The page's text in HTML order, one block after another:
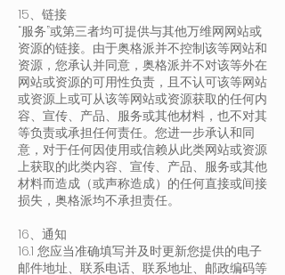
15、链接
“服务”或第三者均可提供与其他万维网网站或
资源的链接。由于奥格派并不控制该等网站和
资源，您承认并同意，奥格派并不对该等外在
网站或资源的可用性负责，且不认可该等网站
或资源上或可从该等网站或资源获取的任何内
容、宣传、产品、服务或其他材料，也不对其
等负责或承担任何责任。您进一步承认和同
意，对于任何因使用或信赖从此类网站或资源
上获取的此类内容、宣传、产品、服务或其他
材料而造成（或声称造成）的任何直接或间接
损失，奥格派均不承担责任。
16、通知
16.1 您应当准确填写并及时更新您提供的电子
邮件地址、联系电话、联系地址、邮政编码等